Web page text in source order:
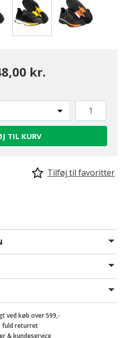
kr.
TIL KURV
Tilføj til favoritter
ved køb over 599,-
fuld returret
& kundeservice